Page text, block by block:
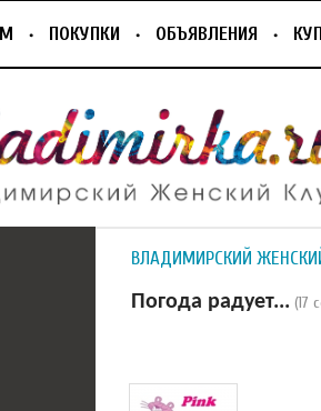
ПОКУПКИ ОБЪЯВЛЕНИЯ
ВЛАДИМИРСКИЙ
Погода радует... (17